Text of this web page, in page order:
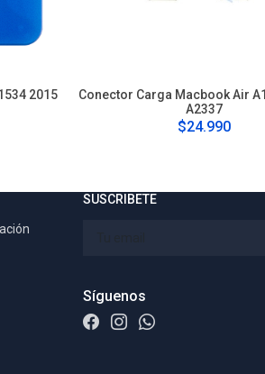
2015
Conector Carga Macbook Air
A2337
$24.990
SUSCRIBETE
Síguenos